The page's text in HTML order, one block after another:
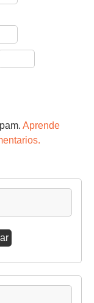
Aprende